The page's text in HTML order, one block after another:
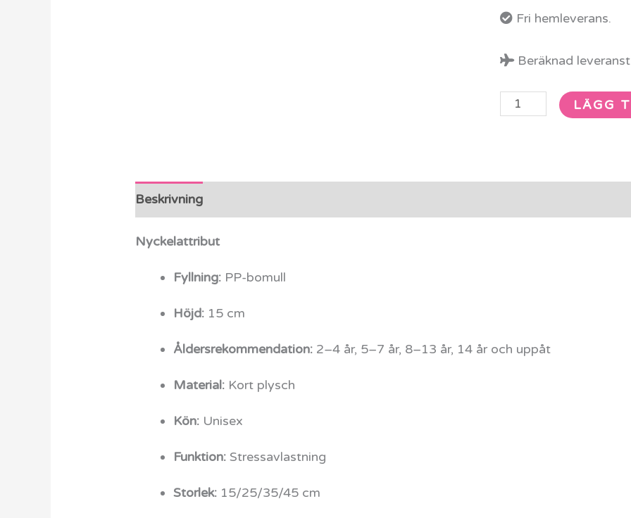
Fri hemleverans.
Beräknad
Ljus
Musik
mängd
LÄGG
Beskrivning
Nyckelattribut
Fyllning: PP-bomull
Höjd: 15 cm
Åldersrekommendation: 2–4 år, 5–7 år, 8–13 år, 14 år och uppåt
Material: Kort plysch
Kön: Unisex
Funktion: Stressavlastning
Storlek: 15/25/35/45 cm